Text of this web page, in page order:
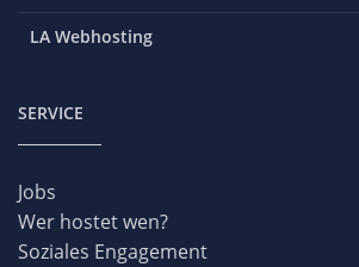
LA Webhosting
SERVICE
Jobs
Wer hostet wen?
Soziales Engagement